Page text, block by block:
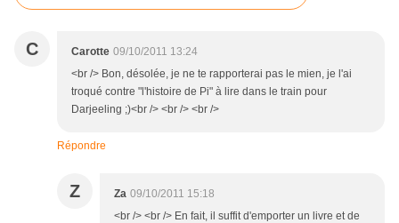
C Carotte 09/10/2011 13:24
<br /> Bon, désolée, je ne te rapporterai pas le mien, je l'ai
troqué contre "l'histoire de Pi" à lire dans le train pour
Darjeeling ;)<br /> <br /> <br />
Répondre
Z Za 09/10/2011 15:18
<br /> <br /> En fait, il suffit d'emporter un livre et de